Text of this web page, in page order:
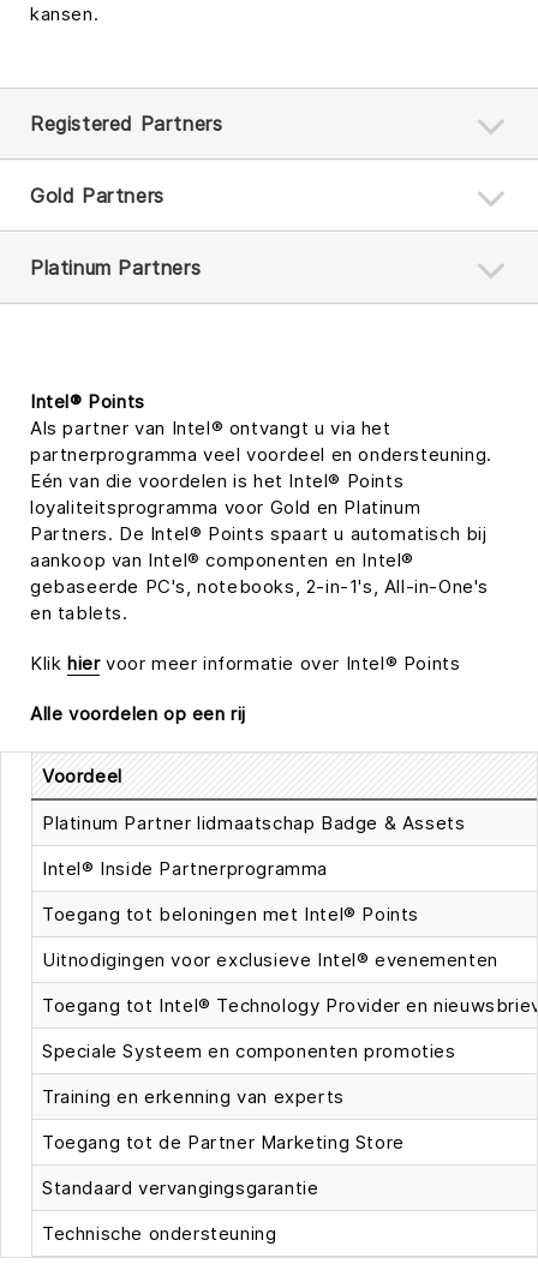
kansen.
Registered Partners
Gold Partners
Platinum Partners
Intel® Points
Als partner van Intel® ontvangt u via het
partnerprogramma veel voordeel en ondersteuning.
Eén van die voordelen is het Intel® Points
loyaliteitsprogramma voor Gold en Platinum
Partners. De Intel® Points spaart u automatisch bij
aankoop van Intel® componenten en Intel®
gebaseerde PC's, notebooks, 2-in-1's, All-in-One's
en tablets.
Klik hiervoor meer informatie over Intel® Points
Alle voordelen op een rij
Voordeel
Platinum Partner lidmaatschap Badge & Assets
Intel® Inside Partnerprogramma
Toegang tot beloningen met Intel® Points
Uitnodigingen voor exclusieve Intel® evenementen
Toegang tot Intel® Technology Provider en
Speciale Systeem en componenten promoties
Training en erkenning van experts
Toegang tot de Partner Marketing Store
Standaard vervangingsgarantie
Technische ondersteuning